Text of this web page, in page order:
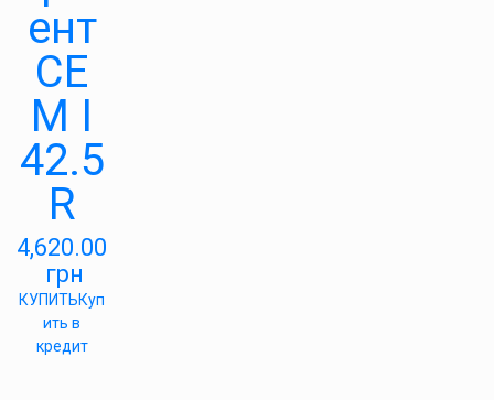
ент
СЕ
М І
42.5
R
4,620.00
грн
КУПИТЬКуп
ить в
кредит